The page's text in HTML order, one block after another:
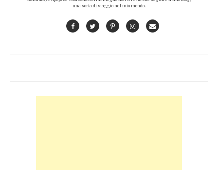
una sorta di viaggio nel mio mondo.
FacebookTwitterPinterestInstagramContact